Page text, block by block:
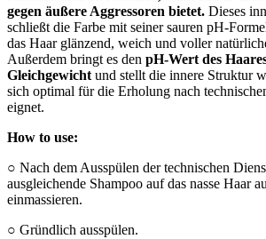
gegen äußere Aggressoren bietet. Dieses
schließt die Farbe mit seiner sauren pH-
das Haar glänzend, weich und voller
Außerdem bringt es den pH-Wert des
Gleichgewicht und stellt die innere Struktur
sich optimal für die Erholung nach
eignet.
How to use:
○ Nach dem Ausspülen der technischen
ausgleichende Shampoo auf das nasse Haar
einmassieren.
○ Gründlich ausspülen.